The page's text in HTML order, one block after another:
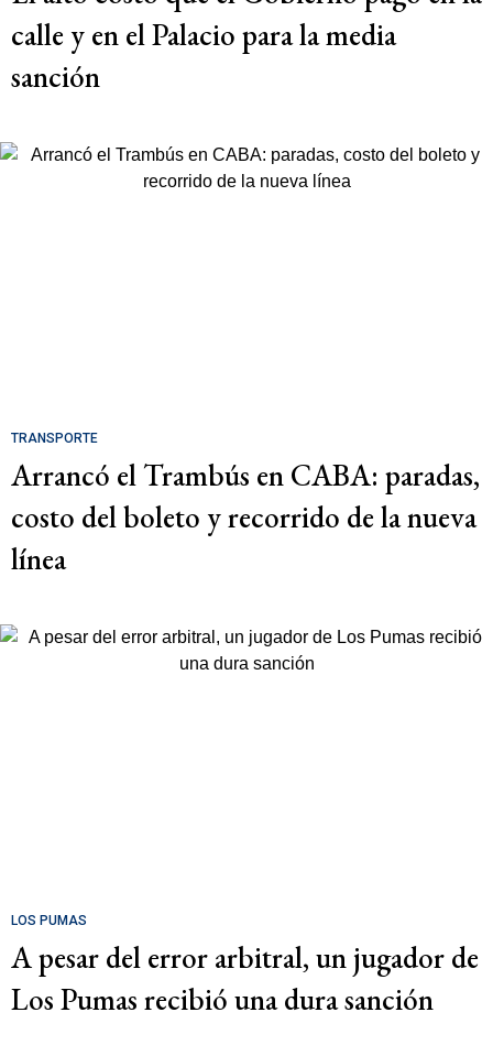
calle y en el Palacio para la media
sanción
TRANSPORTE
Arrancó el Trambús en CABA: paradas,
costo del boleto y recorrido de la nueva
línea
LOS PUMAS
A pesar del error arbitral, un jugador de
Los Pumas recibió una dura sanción